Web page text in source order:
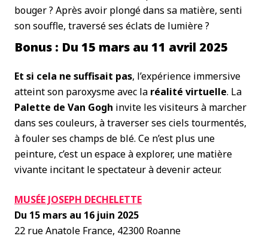
bouger ? Après avoir plongé dans sa matière, senti
son souffle, traversé ses éclats de lumière ?
Bonus : Du 15 mars au 11 avril 2025
Et si cela ne suffisait pas, l’expérience immersive
atteint son paroxysme avec la réalité virtuelle. La
Palette de Van Gogh invite les visiteurs à marcher
dans ses couleurs, à traverser ses ciels tourmentés,
à fouler ses champs de blé. Ce n’est plus une
peinture, c’est un espace à explorer, une matière
vivante incitant le spectateur à devenir acteur.
MUSÉE JOSEPH DECHELETTE
Du 15 mars au 16 juin 2025
22 rue Anatole France, 42300 Roanne